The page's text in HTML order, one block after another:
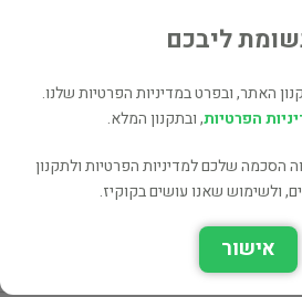
DOOMSDAY 1999 Countdown
ליבכם
האתר, ובפרט במדיניות הפרטיות שלנו.
הפרטיות, ובתקנון המלא.
הסכמה שלכם למדיניות הפרטיות ולתקנון
ולשימוש שאנו עושים בקוקיז.
אישור